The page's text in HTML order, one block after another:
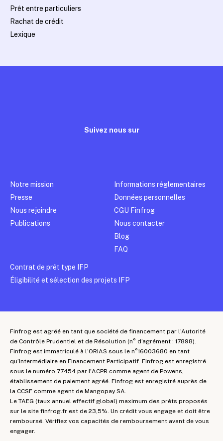
Prêt entre particuliers
Rachat de crédit
Lexique
Suivez nous sur
Notre mission
Presse
Nous rejoindre
Publications
Informations réglementaires
Données personnelles
CGU Finfrog
Nous contacter
Blog
FAQ
Contrat de prêt type IFP
Éligibilité et sélection des projets IFP
Finfrog est agréé en tant que société de financement par l’Autorité
de Contrôle Prudentiel et de Résolution (n° d’agrément : 17898).
Finfrog est immatriculé à l’ORIAS sous le n°16003680 en tant
qu’Intermédiaire en Financement Participatif. Finfrog est enregistré
sous le numéro 77454 par l'ACPR comme agent de Powens,
établissement de paiement agréé. Finfrog est enregistré auprès de
la CCSF comme agent de Mangopay SA.
Le TAEG (taux annuel effectif global) maximum des prêts proposés
sur le site finfrog.fr est de 23,5%. Un crédit vous engage et doit être
remboursé. Vérifiez vos capacités de remboursement avant de vous
engager.